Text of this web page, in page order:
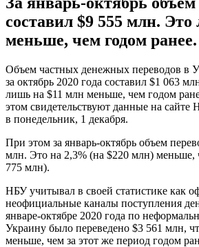
составил $9 555 млн.
меньше, чем годом ранее.
Объем частных денежных переводов в
за октябрь 2020 года составил $1 063
лишь на $11 млн меньше, чем годом
этом свидетельствуют данные на сайте
в понедельник, 1 декабря.
При этом за январь-октябрь объем
млн. Это на 2,3% (на $220 млн) меньше,
775 млн).
НБУ учитывал в своей статистике как
неофициальные каналы поступления
январе-октябре 2020 года по
Украину было переведено $3 561 млн,
меньше, чем за этот же период годом